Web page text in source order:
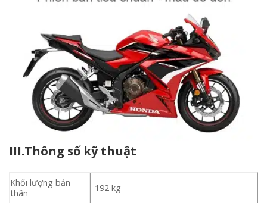
III.Thông số kỹ thuật
Khối lượng bản
thân
192 kg